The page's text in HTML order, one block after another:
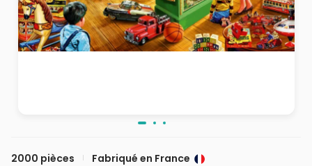
2000 pièces Fabriqué en France